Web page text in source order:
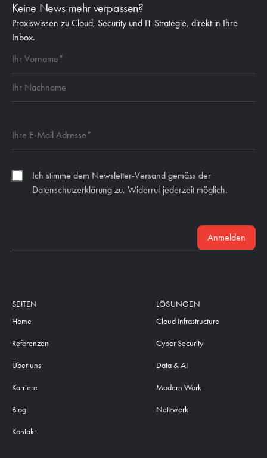
Keine News mehr verpassen?
Praxiswissen zu Cloud, Security und IT-Strategie, direkt in Ihre
Inbox.
Ich stimme dem Newsletter-Versand gemäss der
Datenschutzerklärung zu. Widerruf jederzeit möglich.
Anmelden
SEITEN
Home
Referenzen
Über uns
Karriere
Blog
Kontakt
LÖSUNGEN
Cloud Infrastructure
Cyber Security
Data & AI
Modern Work
Netzwerk